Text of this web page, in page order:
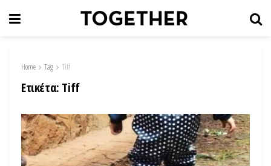
Home Tag Tiff
Ετικέτα: Tiff